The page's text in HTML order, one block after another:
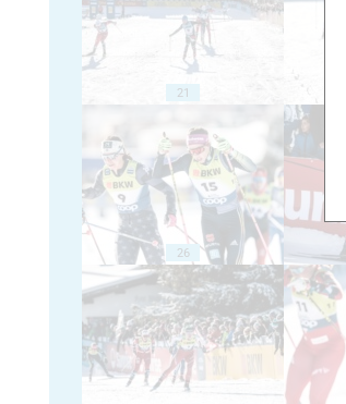
21
26